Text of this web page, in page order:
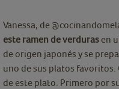
Vanessa, de
este ramen de verduras en
de origen japonés y se
uno de sus platos favoritos.
de este plato. Primero por